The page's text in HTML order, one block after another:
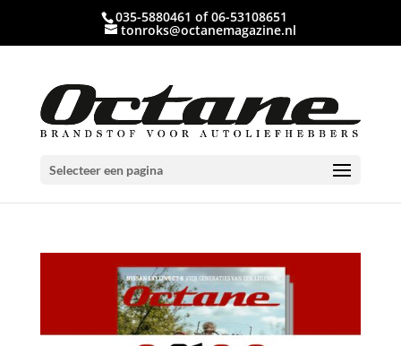
035-5880461 of 06-53108651
tonroks@octanemagazine.nl
Selecteer een pagina